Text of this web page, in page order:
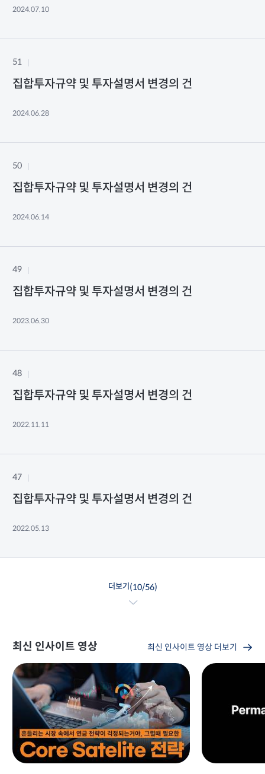
2024.07.10
51
집합투자규약 및 투자설명서 변경의 건
2024.06.28
50
집합투자규약 및 투자설명서 변경의 건
2024.06.14
49
집합투자규약 및 투자설명서 변경의 건
2023.06.30
48
집합투자규약 및 투자설명서 변경의 건
2022.11.11
47
집합투자규약 및 투자설명서 변경의 건
2022.05.13
더보기 (10/56)
최신 인사이트 영상 최신 인사이트 영상 더보기